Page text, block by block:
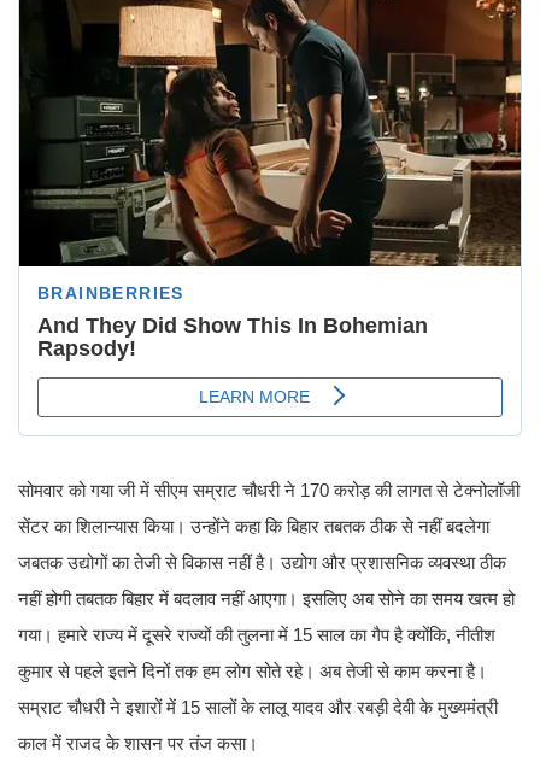
सोमवार को गया जी में सीएम सम्राट चौधरी ने 170 करोड़ की लागत से टेक्नोलॉजी
सेंटर का शिलान्यास किया। उन्होंने कहा कि बिहार तबतक ठीक से नहीं बदलेगा
जबतक उद्योगों का तेजी से विकास नहीं है। उद्योग और प्रशासनिक व्यवस्था ठीक
नहीं होगी तबतक बिहार में बदलाव नहीं आएगा। इसलिए अब सोने का समय खत्म हो
गया। हमारे राज्य में दूसरे राज्यों की तुलना में 15 साल का गैप है क्योंकि, नीतीश
कुमार से पहले इतने दिनों तक हम लोग सोते रहे। अब तेजी से काम करना है।
सम्राट चौधरी ने इशारों में 15 सालों के लालू यादव और रबड़ी देवी के मुख्यमंत्री
काल में राजद के शासन पर तंज कसा।